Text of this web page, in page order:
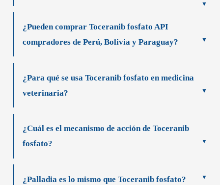
¿Pueden comprar Toceranib fosfato API
compradores de Perú, Bolivia y Paraguay?
¿Para qué se usa Toceranib fosfato en medicina
veterinaria?
¿Cuál es el mecanismo de acción de Toceranib
fosfato?
¿Palladia es lo mismo que Toceranib fosfato?